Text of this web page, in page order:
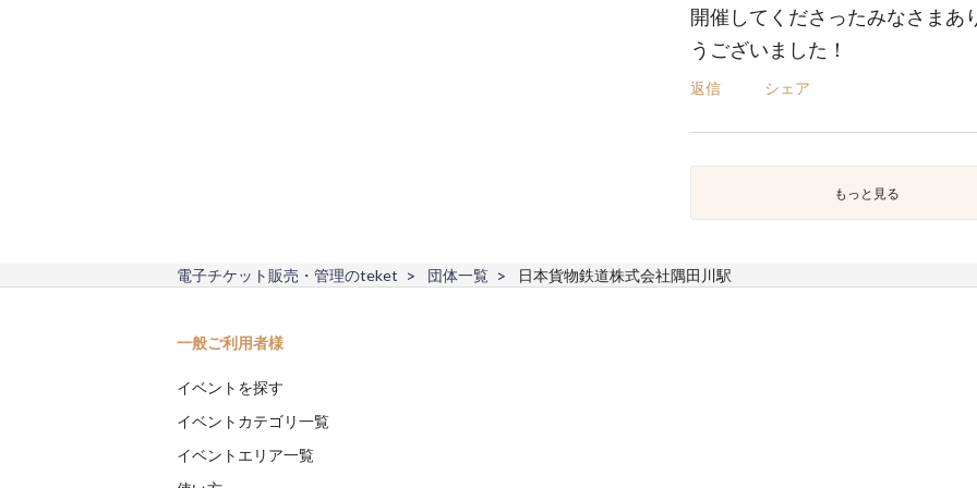
開催してくださったみなさまあ
うございました！
返信 シェア
もっと見る
電子チケット販売・管理のteket 団体一覧 日本貨物鉄道株式会社隅田川駅
一般ご利用者様
イベントを探す
イベントカテゴリ一覧
イベントエリア一覧